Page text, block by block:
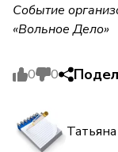
Событие
«Вольное Дело»
0 0